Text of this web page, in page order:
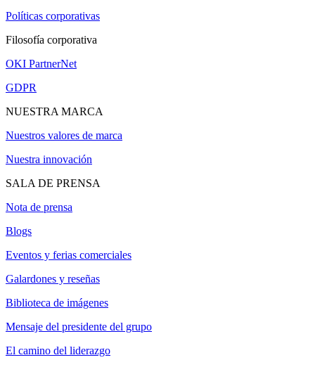
Políticas corporativas
Filosofía corporativa
OKI PartnerNet
GDPR
NUESTRA MARCA
Nuestros valores de marca
Nuestra innovación
SALA DE PRENSA
Nota de prensa
Blogs
Eventos y ferias comerciales
Galardones y reseñas
Biblioteca de imágenes
Mensaje del presidente del grupo
El camino del liderazgo